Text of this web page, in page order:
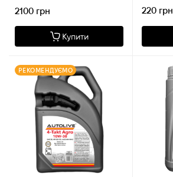
2100 грн
Купити
220 грн
РЕКОМЕНДУЄМО